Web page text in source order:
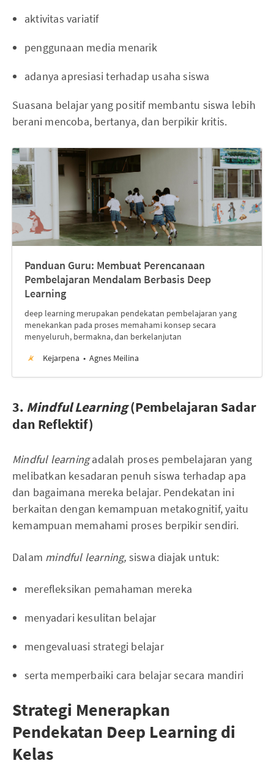
aktivitas variatif
penggunaan media menarik
adanya apresiasi terhadap usaha siswa
Suasana belajar yang positif membantu siswa lebih
berani mencoba, bertanya, dan berpikir kritis.
Panduan Guru: Membuat Perencanaan
Pembelajaran Mendalam Berbasis Deep
Learning
deep learning merupakan pendekatan pembelajaran yang
menekankan pada proses memahami konsep secara
menyeluruh, bermakna, dan berkelanjutan
Kejarpena
Agnes Meilina
3. Mindful Learning(Pembelajaran Sadar
dan Reflektif)
Mindful learningadalah proses pembelajaran yang
melibatkan kesadaran penuh siswa terhadap apa
dan bagaimana mereka belajar. Pendekatan ini
berkaitan dengan kemampuan metakognitif, yaitu
kemampuan memahami proses berpikir sendiri.
Dalam mindful learning, siswa diajak untuk:
merefleksikan pemahaman mereka
menyadari kesulitan belajar
mengevaluasi strategi belajar
serta memperbaiki cara belajar secara mandiri
Strategi Menerapkan
Pendekatan Deep Learning di
Kelas